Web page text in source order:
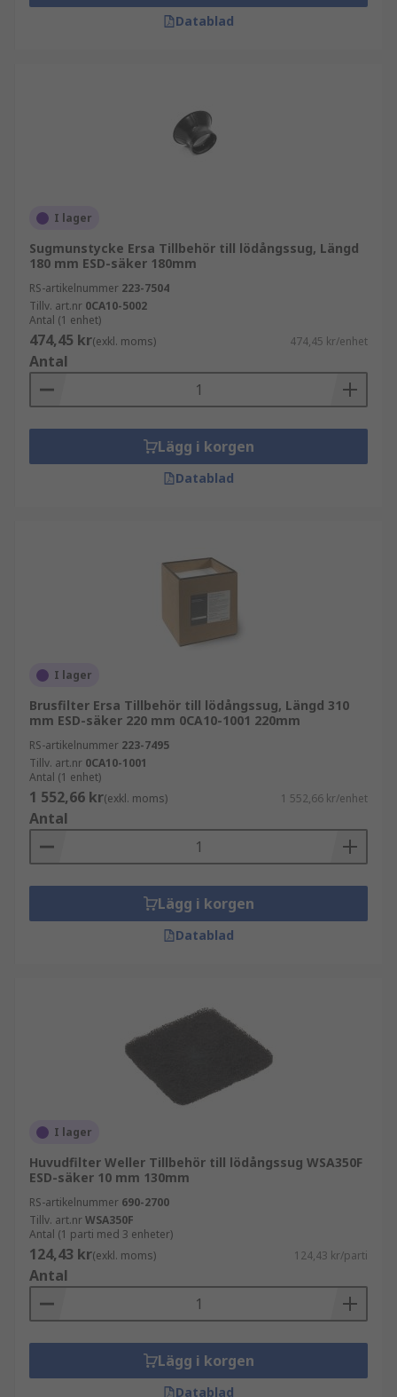
Datablad
I lager
Sugmunstycke Ersa Tillbehör till lödångssug, Längd
180 mm ESD-säker 180mm
RS-artikelnummer 223-7504
Tillv. art.nr 0CA10-5002
Antal (1 enhet)
474,45 kr(exkl. moms) 474,45 kr/enhet
Antal
Lägg i korgen
Datablad
I lager
Brusfilter Ersa Tillbehör till lödångssug, Längd 310
mm ESD-säker 220 mm 0CA10-1001 220mm
RS-artikelnummer 223-7495
Tillv. art.nr 0CA10-1001
Antal (1 enhet)
1 552,66 kr(exkl. moms) 1 552,66 kr/enhet
Antal
Lägg i korgen
Datablad
I lager
Huvudfilter Weller Tillbehör till lödångssug WSA350F
ESD-säker 10 mm 130mm
RS-artikelnummer 690-2700
Tillv. art.nrWSA350F
Antal (1 parti med 3 enheter)
124,43 kr(exkl. moms) 124,43 kr/parti
Antal
Lägg i korgen
Datablad